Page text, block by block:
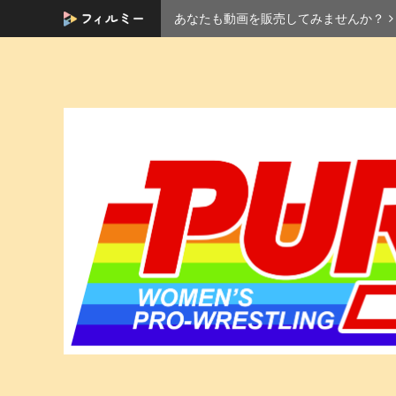
あなたも動画を販売してみませんか？